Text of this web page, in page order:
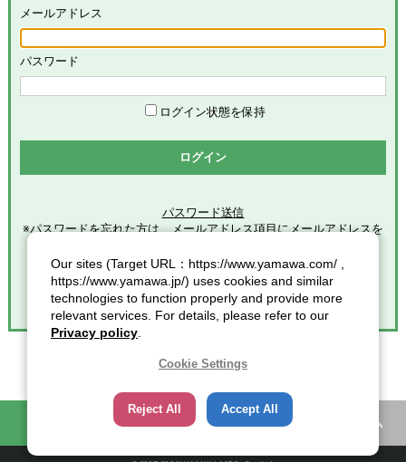
「本サービス」とは、本サイトにおける会員限定コンテンツの
提供、当社グループによる、会員に対するメールの配信その他
めます。
「会員」とは、本サービスの利用希望者で、本規約に同意のう
え当社グループが定める手続きに従い、会員登録を完了した方
ープに提供した全ての情報を意味します。
「個人情報」とは、個人情報保護の保護に関する法律第２条第
第2条（総則）
本規約の適用範囲
本規約は、本サービスの利用に関する一切の事項に適用されま
す。
本規約の改定
当社グループは、会員に対する事前連絡又は会員による事前承
諾なしに、本規約を変更・追加・削除できるものとし、会員
ものとみなします。また、この場合、会員に対する通知には次
項に定める方法その他当社グループが適当と判断した方法をと
り、当社グループが定める各諸規定等の変更についても、同様
メールアドレス
パスワード
ログイン状態を保持
ログイン
パスワード送信
※パスワードを忘れた方は、メールアドレス項目にメールアドレスを
クリックしてください。
困ったときの知恵袋 カタログ一覧
Our sites (Target URL：https://www.yamawa.com/ ,
https://www.yamawa.jp/) uses cookies and similar
technologies to function properly and provide more
relevant services. For details, please refer to our
Privacy policy
Cookie Settings
Reject All Accept All